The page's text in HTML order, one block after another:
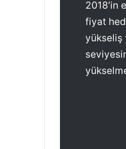
2018’in
fiyat
yükseliş